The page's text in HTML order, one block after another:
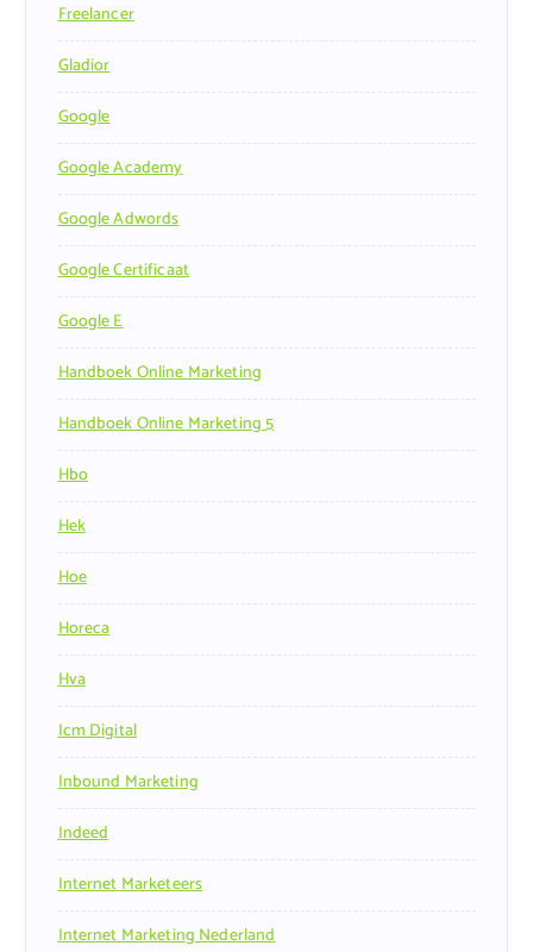
Freelancer
Gladior
Google
Google Academy
Google Adwords
Google Certificaat
Google E
Handboek Online Marketing
Handboek Online Marketing 5
Hbo
Hek
Hoe
Horeca
Hva
Icm Digital
Inbound Marketing
Indeed
Internet Marketeers
Internet Marketing Nederland